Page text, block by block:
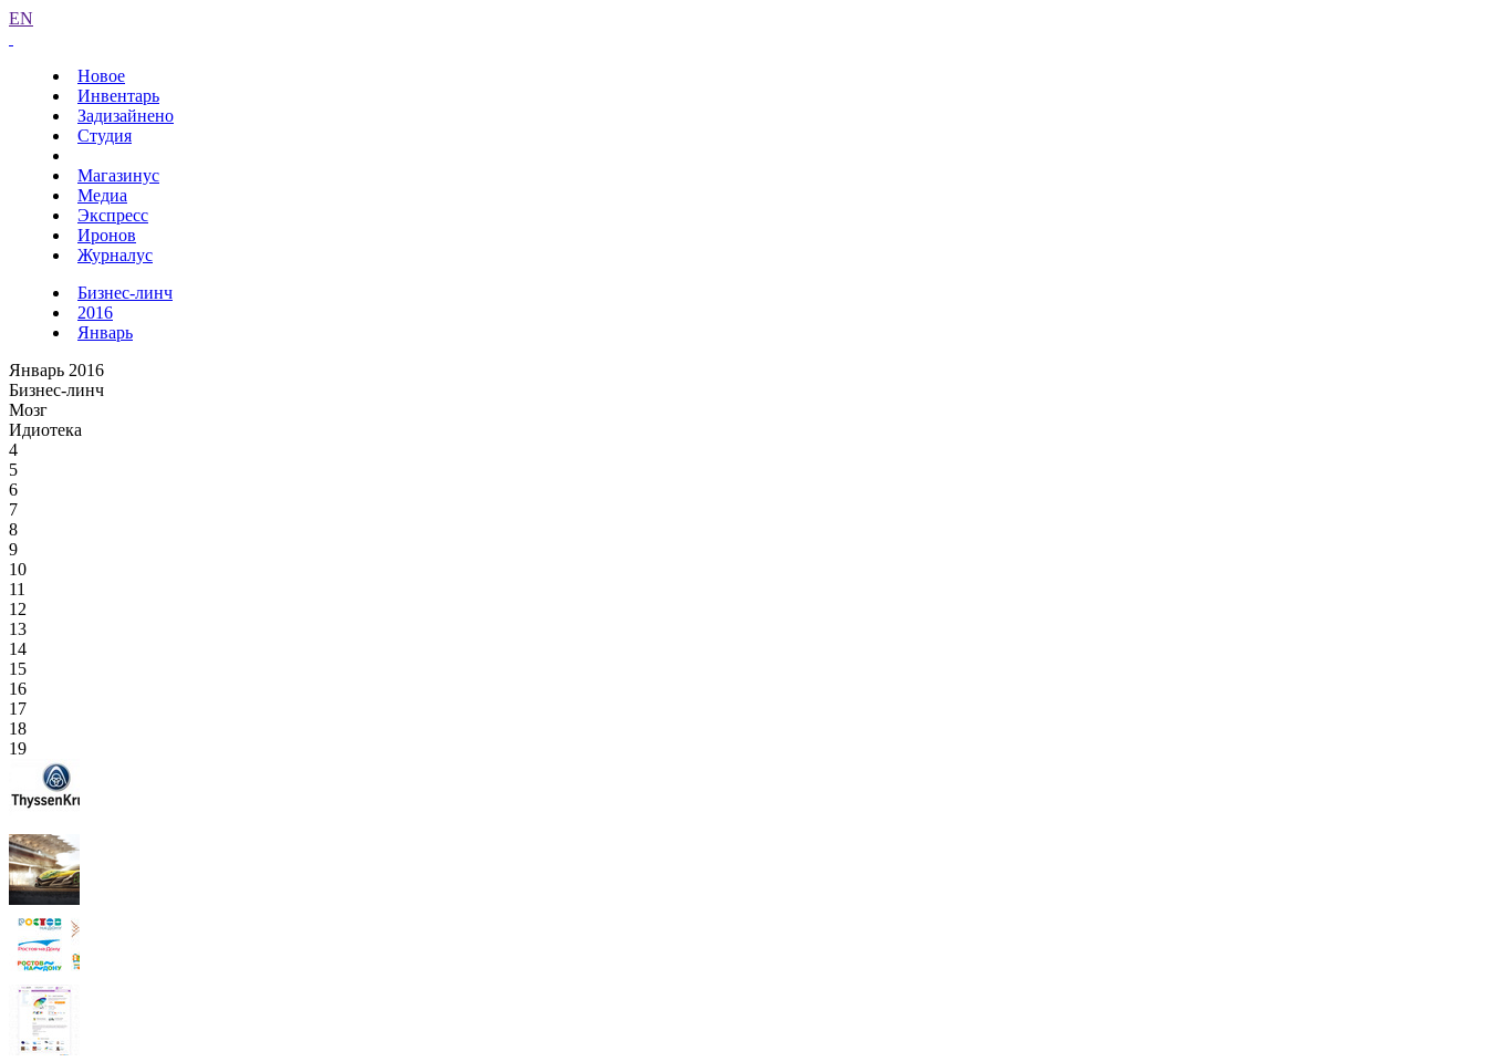
EN
Новое
Инвентарь
Задизайнено
Студия
Магазинус
Медиа
Экспресс
Иронов
Журналус
Бизнес-линч
2016
Январь
Январь 2016
Бизнес-линч
Мозг
Идиотека
4
5
6
7
8
9
10
11
12
13
14
15
16
17
18
19